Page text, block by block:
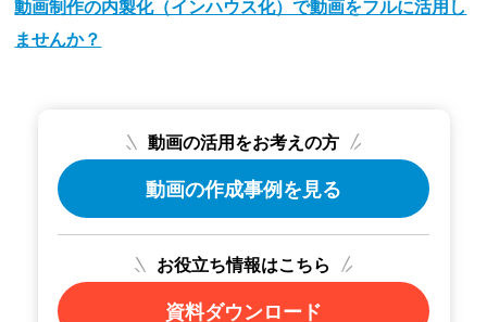
動画制作の内製化（インハウス化）で動画をフルに活用し
ませんか？
動画の活用をお考えの方
動画の作成事例を見る
お役立ち情報はこちら
資料ダウンロード